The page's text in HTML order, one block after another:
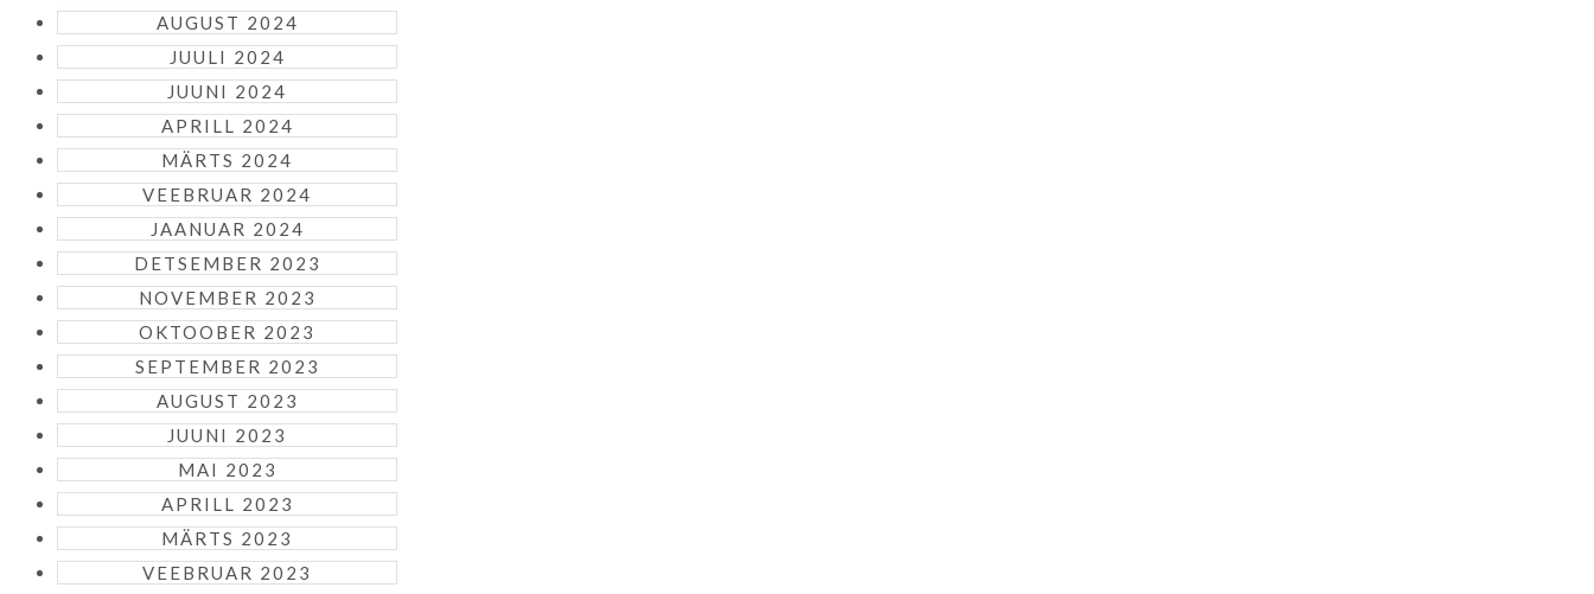
AUGUST 2024
JUULI 2024
JUUNI 2024
APRILL 2024
MÄRTS 2024
VEEBRUAR 2024
JAANUAR 2024
DETSEMBER 2023
NOVEMBER 2023
OKTOOBER 2023
SEPTEMBER 2023
AUGUST 2023
JUUNI 2023
MAI 2023
APRILL 2023
MÄRTS 2023
VEEBRUAR 2023